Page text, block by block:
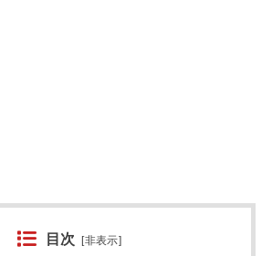
目次 [非表示]